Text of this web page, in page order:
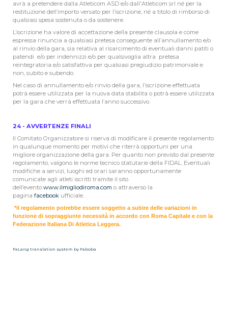
avrà a pretendere dalla Atleticom ASD e/o dall'Atleticom srl né per la
restituzione dell’importo versato per l’iscrizione, né a titolo di rimborso di
qualsiasi spesa sostenuta o da sostenere.
L’iscrizione ha valore di accettazione della presente clausola e come
espressa rinuncia a qualsiasi pretesa conseguente all’annullamento e/o
al rinvio della gara, sia relativa al risarcimento di eventuali danni patiti o
patendi e/o per indennizzi e/o per qualsivoglia altra pretesa
reintegratoria e/o satisfattiva per qualsiasi pregiudizio patrimoniale e
non, subito e subendo.
Nel caso di annullamento e/o rinvio della gara, l’iscrizione effettuata
potrà essere utilizzata per la nuova data stabilita o potrà essere utilizzata
per la gara che verrà effettuata l’anno successivo.
24 - AVVERTENZE FINALI
Il Comitato Organizzatore si riserva di modificare il presente regolamento
in qualunque momento per motivi che riterrà opportuni per una
migliore organizzazione della gara. Per quanto non previsto dal presente
regolamento, valgono le norme tecnico statutarie della FIDAL. Eventuali
modifiche a servizi, luoghi ed orari saranno opportunamente
comunicate agli atleti iscritti tramite il sito
dell’evento www.ilmigliodiroma.com o attraverso la
pagina facebook ufficiale.
*il regolamento potrebbe essere soggetto a subire delle variazioni in
funzione di sopraggiunte necessità in accordo con Roma Capitale e con la
Federazione Italiana Di Atletica Leggera.
FaLang translation system by Faboba